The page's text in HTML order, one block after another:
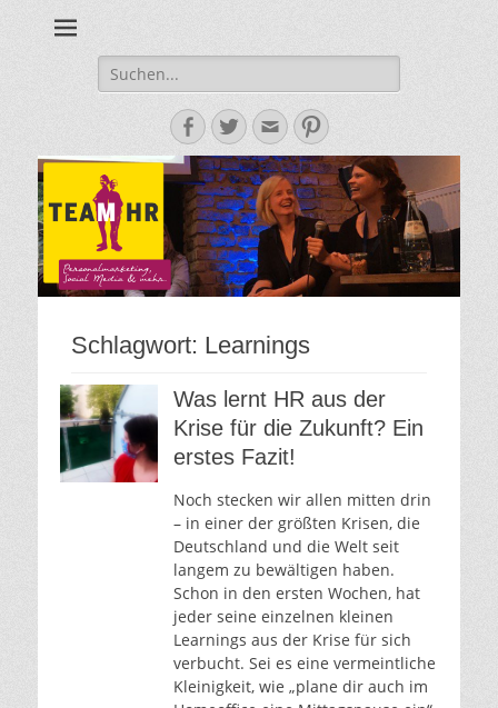
Blog
Suche
nach:
Facebook
Twitter
E-
Mail-
Adresse
Pinterest
Schlagwort: Learnings
Was lernt HR aus der
Krise für die Zukunft? Ein
erstes Fazit!
Noch stecken wir allen mitten drin
– in einer der größten Krisen, die
Deutschland und die Welt seit
langem zu bewältigen haben.
Schon in den ersten Wochen, hat
jeder seine einzelnen kleinen
Learnings aus der Krise für sich
verbucht. Sei es eine vermeintliche
Kleinigkeit, wie „plane dir auch im